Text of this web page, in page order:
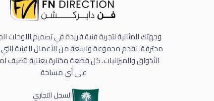
وجهتك المثالية لتجربة فنية فريدة في تصميم اللوحات
محترفة. نقدم مجموعة واسعة من الأعمال الفنية
الأذواق والميزانيات. كل قطعة مختارة بعناية لتضيف
على أي مساحة
السجل التجاري